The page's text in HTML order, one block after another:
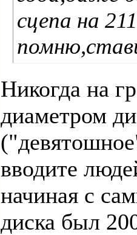
сцепа на
Никогда на
диаметром
вводите
начиная с
диска был